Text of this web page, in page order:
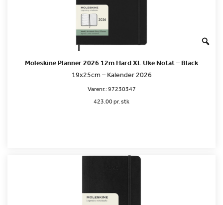
Moleskine Planner 2026 12m Hard XL Uke Notat – Black
19x25cm – Kalender 2026
Varenr.:97230347
423.00 pr. stk